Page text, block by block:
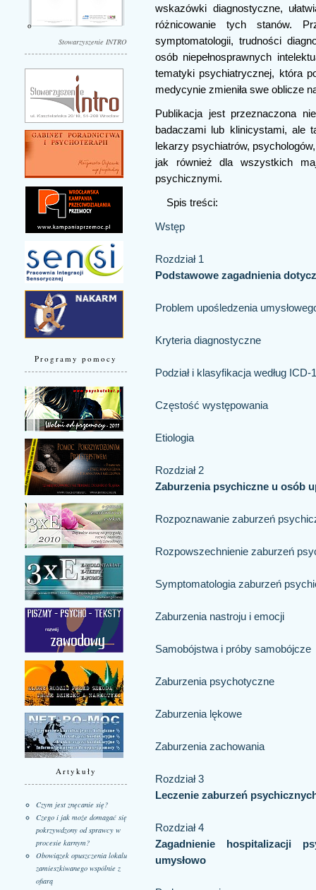
Stowarzyszenie INTRO
Programy pomocy
Artykuły
Czym jest znęcanie się?
Czego i jak może domagać się
pokrzywdzony od sprawcy w
procesie karnym?
Obowiązek opuszczenia lokalu
zamieszkiwanego wspólnie z
ofiarą
wskazówki diagnostyczne,
różnicowanie tych stanów.
symptomatologii, trudności
osób niepełnosprawnych
tematyki psychiatrycznej, która
medycynie zmieniła swe oblicze
Publikacja jest przeznaczona
badaczami lub klinicystami, ale
lekarzy psychiatrów,
jak również dla wszystkich
psychicznymi.
Spis treści:
Wstęp
Rozdział 1
Podstawowe zagadnienia
Problem upośledzenia
Kryteria diagnostyczne
Podział i klasyfikacja według ICD-
Częstość występowania
Etiologia
Rozdział 2
Zaburzenia psychiczne u osób
Rozpoznawanie zaburzeń
Rozpowszechnienie zaburzeń
Symptomatologia zaburzeń
Zaburzenia nastroju i emocji
Samobójstwa i próby samobójcze
Zaburzenia psychotyczne
Zaburzenia lękowe
Zaburzenia zachowania
Rozdział 3
Leczenie zaburzeń
Rozdział 4
Zagadnienie hospitalizacji
umysłowo